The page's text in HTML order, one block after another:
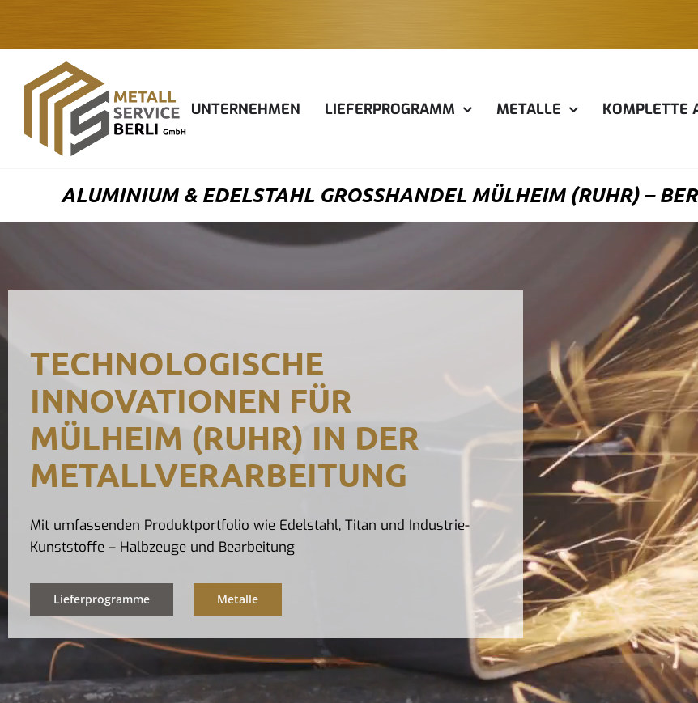
springen
UNTERNEHMEN LIEFERPROGRAMM METALLE KOMPLETTE
ALUMINIUM & EDELSTAHL GROSSHANDEL MÜLHEIM (RUHR) –
TECHNOLOGISCHE
INNOVATIONEN FÜR
MÜLHEIM (RUHR) IN DER
METALLVERARBEITUNG
Mit umfassenden Produktportfolio wie Edelstahl, Titan und Industrie-
Kunststoffe – Halbzeuge und Bearbeitung
Lieferprogramme Metalle